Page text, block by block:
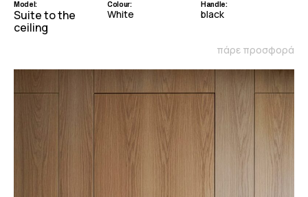
Model:
Suite to the
ceiling
Colour:
White
Handle:
black
πάρε προσφορά